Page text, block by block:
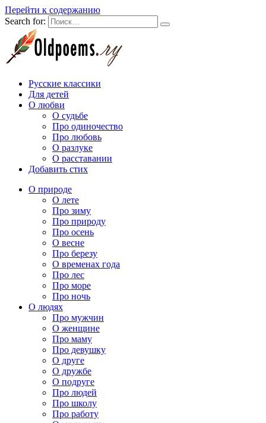
Перейти к содержанию
Search for:
Русские классики
Для детей
О любви
О судьбе
Про одиночество
Про любовь
О разлуке
О расставании
Добавить стих
О природе
О лете
Про зиму
Про природу
Про осень
О весне
Про березу
О временах года
Про лес
Про море
Про ночь
О людях
Про мужчин
О женщине
Про маму
Про девушку
О друге
О дружбе
О подруге
Про людей
Про школу
Про работу